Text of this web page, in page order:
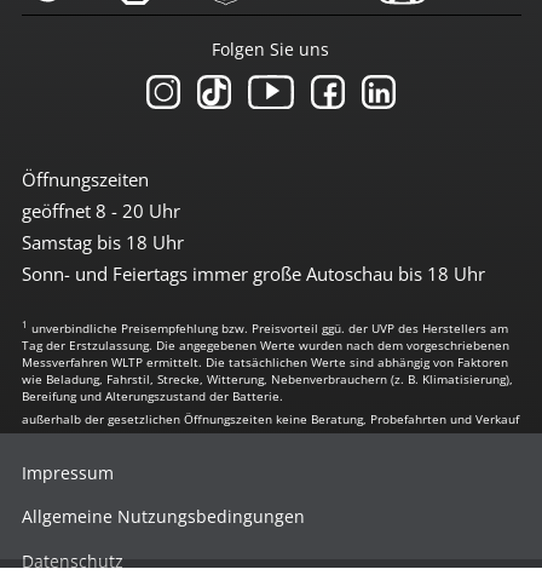
Öffnungszeiten
geöffnet 8 - 20 Uhr
Samstag bis 18 Uhr
Sonn- und Feiertags immer große Autoschau bis 18 Uhr
Folgen Sie uns
1 unverbindliche Preisempfehlung bzw. Preisvorteil ggü. der UVP des Herstellers am
Tag der Erstzulassung. Die angegebenen Werte wurden nach dem vorgeschriebenen
Messverfahren WLTP ermittelt. Die tatsächlichen Werte sind abhängig von Faktoren
wie Beladung, Fahrstil, Strecke, Witterung, Nebenverbrauchern (z. B. Klimatisierung),
Bereifung und Alterungszustand der Batterie.
außerhalb der gesetzlichen Öffnungszeiten keine Beratung, Probefahrten und Verkauf
Impressum
Allgemeine Nutzungsbedingungen
Datenschutz